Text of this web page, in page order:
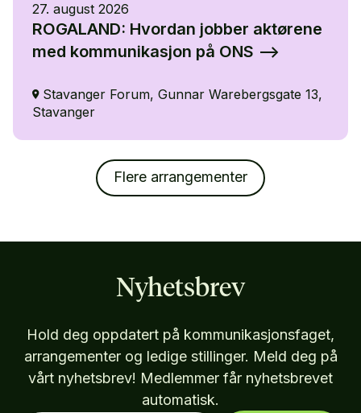
27. august 2026
ROGALAND: Hvordan jobber aktørene
med kommunikasjon på ONS
Stavanger Forum, Gunnar Warebergsgate 13,
Stavanger
Flere arrangementer
Nyhetsbrev
Hold deg oppdatert på kommunikasjonsfaget,
arrangementer og ledige stillinger. Meld deg på
vårt nyhetsbrev! Medlemmer får nyhetsbrevet
automatisk.